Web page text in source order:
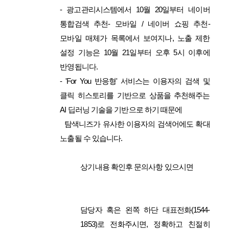
- 광고관리시스템에서 10월 20일부터 네이버
통합검색 추천- 모바일 / 네이버 쇼핑 추천-
모바일 매체가 목록에서 보여지나, 노출 제한
설정 기능은 10월 21일부터
오후 5시 이후에
반영됩니다.
- 'For You 반응형' 서비스는 이용자의 검색 및
클릭 히스토리를 기반으로 상품을 추천해주는
AI 딥러닝 기술을 기반으로 하기 때문에
탐색니즈가 유사한 이용자의 검색어에도 확대
노출될 수 있습니다.
상기내용 확인후 문의사항 있으시면
담당자 혹은 왼쪽 하단 대표전화(1544-
1853)로 전화주시면, 정확하고 친절히